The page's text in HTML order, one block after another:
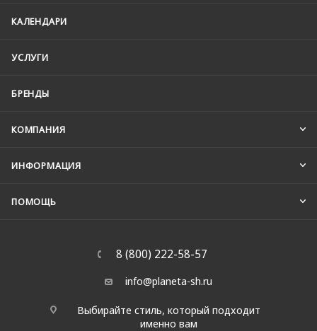
КАЛЕНДАРИ
УСЛУГИ
БРЕНДЫ
КОМПАНИЯ
ИНФОРМАЦИЯ
ПОМОЩЬ
8 (800) 222-58-57
info@planeta-sh.ru
Выбирайте стиль, который подходит
именно вам